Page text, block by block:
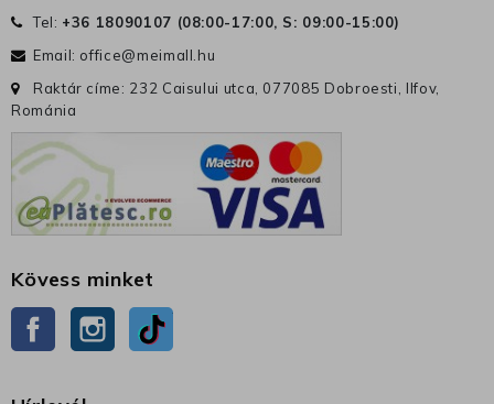
Tel: +36 18090107 (08:00-17:00, S: 09:00-15:00)
Email: office@meimall.hu
Raktár címe: 232 Caisului utca, 077085 Dobroesti, Ilfov,
Románia
Kövess minket
Facebook Instagram